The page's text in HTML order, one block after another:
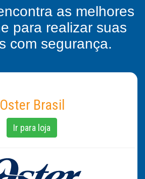
as melhores
para realizar suas
com segurança.
Oster Brasil
Ir para loja